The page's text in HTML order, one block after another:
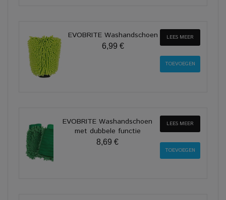
EVOBRITE Washandschoen
6,99 €
LEES MEER
EVOBRITE Washandschoen
met dubbele functie
8,69 €
LEES MEER